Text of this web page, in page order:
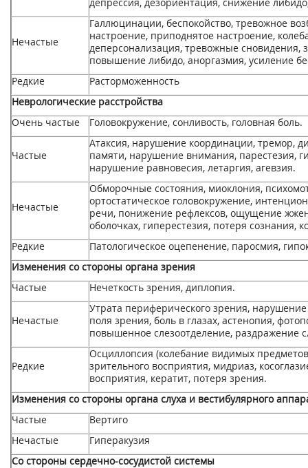
Нечастые
Галлюцинации, беспокойство, тревожное
настроение, приподнятое настроение,
деперсонализация, тревожные сновидения,
повышение либидо, аноргазмия, усиление
Редкие
Расторможенность
Неврологические расстройства
Очень частые
Головокружение, сонливость, головная боль.
Частые
Атаксия, нарушение координации, тремор,
памяти, нарушение внимания, парестезия,
нарушение равновесия, летаргия, агевзия.
Нечастые
Обморочные состояния, миоклония,
ортостатическое головокружение,
речи, понижение рефлексов, ощущение
оболочках, гиперестезия, потеря сознания,
Редкие
Патологическое оцепенение, паросмия,
Изменения со стороны органа зрения
Частые
Нечеткость зрения, диплопия.
Нечастые
Утрата периферического зрения,
поля зрения, боль в глазах, астенопия,
повышенное слезоотделение, раздражение
Редкие
Осциллопсия (колебание видимых
зрительного восприятия, мидриаз,
восприятия, кератит, потеря зрения.
Изменения со стороны органа слуха и вестибулярного
Частые
Вертиго
Нечастые
Гиперакузия
Со стороны cepдечно-сосудистой системы